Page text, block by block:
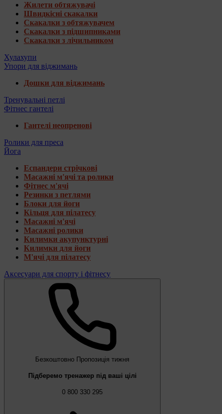
Жилети обтяжувачі
Швидкісні скакалки
Скакалки з обтяжувачем
Скакалки з підшипниками
Скакалки з лічильником
Хулахупи
Упори для віджимань
Дошки для віджимань
Тренувальні петлі
Фітнес гантелі
Гантелі неопренові
Ролики для преса
Йога
Еспандери стрічкові
Масажні м'ячі та ролики
Фітнес м'ячі
Резинки з петлями
Блоки для йоги
Кільця для пілатесу
Масажні м'ячі
Масажні ролики
Килимки акупунктурні
Килимки для йоги
М'ячі для пілатесу
Аксесуари для спорту і фітнесу
Безкоштовно Пропозиція тижня
Підберемо тренажер під ваші цілі
0 800 330 295